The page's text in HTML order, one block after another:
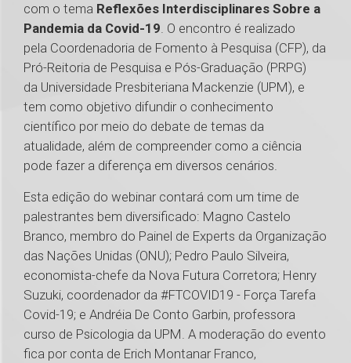
com o tema Reflexões Interdisciplinares Sobre a
Pandemia da Covid-19. O encontro é realizado
pela Coordenadoria de Fomento à Pesquisa (CFP), da
Pró-Reitoria de Pesquisa e Pós-Graduação (PRPG)
da Universidade Presbiteriana Mackenzie (UPM), e
tem como objetivo difundir o conhecimento
científico por meio do debate de temas da
atualidade, além de compreender como a ciência
pode fazer a diferença em diversos cenários.
Esta edição do webinar contará com um time de
palestrantes bem diversificado: Magno Castelo
Branco, membro do Painel de Experts da Organização
das Nações Unidas (ONU); Pedro Paulo Silveira,
economista-chefe da Nova Futura Corretora; Henry
Suzuki, coordenador da #FTCOVID19 - Força Tarefa
Covid-19; e Andréia De Conto Garbin, professora
curso de Psicologia da UPM. A moderação do evento
fica por conta de Erich Montanar Franco,